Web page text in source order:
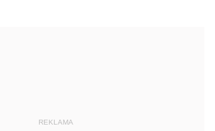
REKLAMA